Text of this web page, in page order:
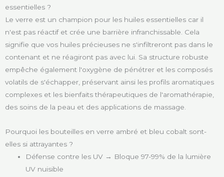
essentielles ?
Le verre est un champion pour les huiles essentielles car il
n'est pas réactif et crée une barrière infranchissable. Cela
signifie que vos huiles précieuses ne s'infiltreront pas dans le
contenant et ne réagiront pas avec lui. Sa structure robuste
empêche également l'oxygène de pénétrer et les composés
volatils de s'échapper, préservant ainsi les profils aromatiques
complexes et les bienfaits thérapeutiques de l'aromathérapie,
des soins de la peau et des applications de massage.
Pourquoi les bouteilles en verre ambré et bleu cobalt sont-
elles si attrayantes ?
Défense contre les UV → Bloque 97-99% de la lumière
UV nuisible